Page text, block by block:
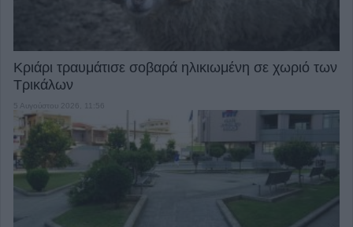
Κριάρι τραυμάτισε σοβαρά ηλικιωμένη σε χωριό των
Τρικάλων
5 Αυγούστου 2026, 11:56